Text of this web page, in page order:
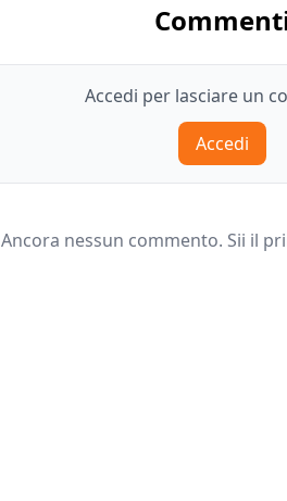
Accedi per lasciare un
Accedi
Ancora nessun commento. Sii il